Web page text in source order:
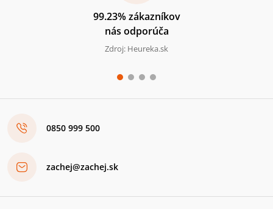
99.23% zákazníkov
nás odporúča
Zdroj: Heureka.sk
0850 999 500
zachej@zachej.sk